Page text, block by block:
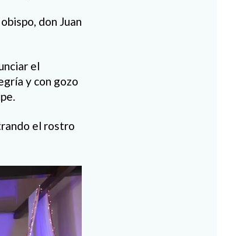
don Juan
el
y con gozo
el rostro